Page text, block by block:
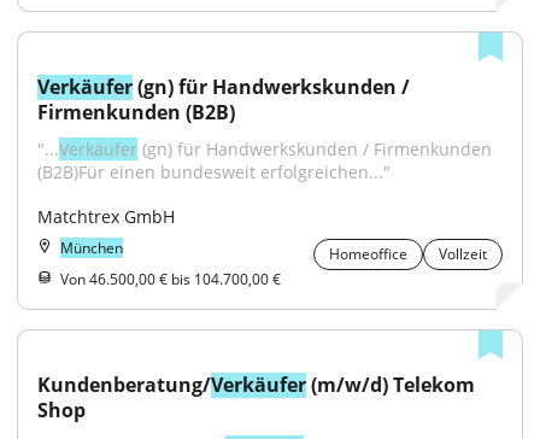
Verkäufer (gn) für Handwerkskunden /
Firmenkunden (B2B)
"...Verkäufer (gn) für Handwerkskunden / Firmenkunden
(B2B)Für einen bundesweit erfolgreichen..."
Matchtrex GmbH
München Homeoffice
Vollzeit
Von 46.500,00 € bis 104.700,00 €
Kundenberatung/Verkäufer (m/w/d) Telekom
Shop